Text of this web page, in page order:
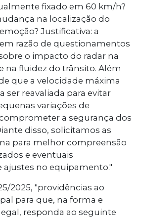
fixado em 60 km/h?
na localização do
Justificativa: a
razão de questionamentos
o impacto do radar na
na fluidez do trânsito. Além
que a velocidade máxima
ser reavaliada para evitar
variações de
a segurança dos
disso, solicitamos as
para melhor compreensão
e eventuais
ajustes no equipamento."
2025, "providências ao
para que, na forma e
responda ao seguinte